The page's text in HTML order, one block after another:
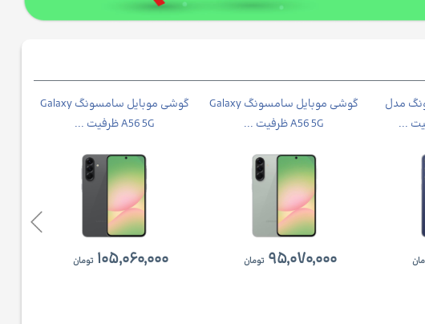
گوشی موبايل سامسونگ Galaxy
A56 5G ظرفیت ...
۱۰۵,۰۶۰,۰۰۰ تومان
گوشی موبايل سامسونگ Galaxy
A56 5G ظرفیت ...
۹۵,۰۷۰,۰۰۰ تومان
مدل